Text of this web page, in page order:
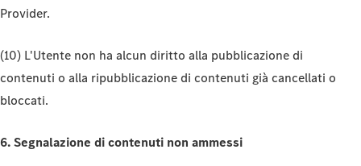
Provider.
(10) L'Utente non ha alcun diritto alla pubblicazione di
contenuti o alla ripubblicazione di contenuti già cancellati o
bloccati.
6. Segnalazione di contenuti non ammessi